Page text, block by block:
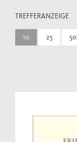
TREFFERANZEIGE
10 25 50